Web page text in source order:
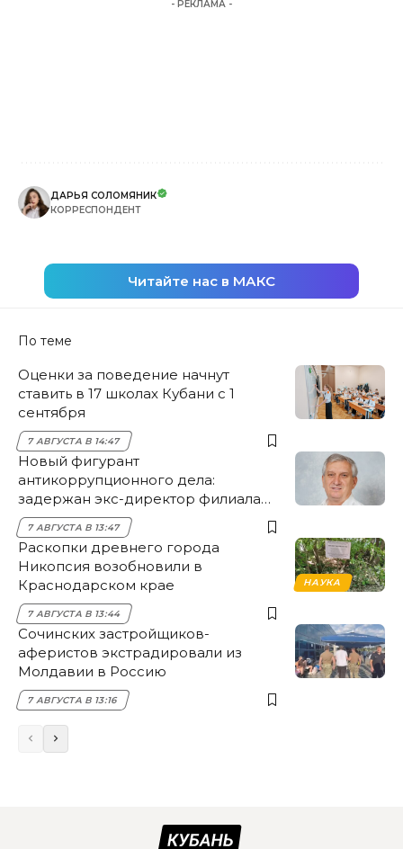
- РЕКЛАМА -
ДАРЬЯ СОЛОМЯНИК
КОРРЕСПОНДЕНТ
Читайте нас в МАКС
По теме
Оценки за поведение начнут
ставить в 17 школах Кубани с 1
сентября
7 АВГУСТА В 14:47
Новый фигурант
антикоррупционного дела:
задержан экс-директор филиала
НЭСК Крымска
7 АВГУСТА В 13:47
НАУКА
Раскопки древнего города
Никопсия возобновили в
Краснодарском крае
7 АВГУСТА В 13:44
Сочинских застройщиков-
аферистов экстрадировали из
Молдавии в Россию
7 АВГУСТА В 13:16